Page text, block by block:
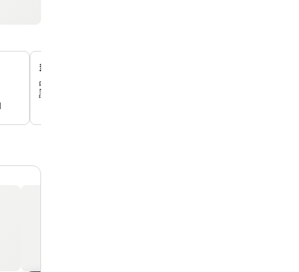
多樣美味的早餐
品嚐多種早餐選擇，包括中西式菜餚、新鮮沙拉和各式飲
評。